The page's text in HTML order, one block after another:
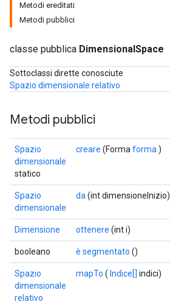
Metodi ereditati
Metodi pubblici
classe pubblica DimensionalSpace
Sottoclassi dirette conosciute
Spazio dimensionale relativo
Metodi pubblici
Spazio
dimensionale
statico
creare (Forma forma )
Spazio
dimensionale
da (int dimensioneInizio)
Dimensione ottenere (int i)
booleano è segmentato ()
Spazio
dimensionale
relativo
mapTo ( Indice[] indici)